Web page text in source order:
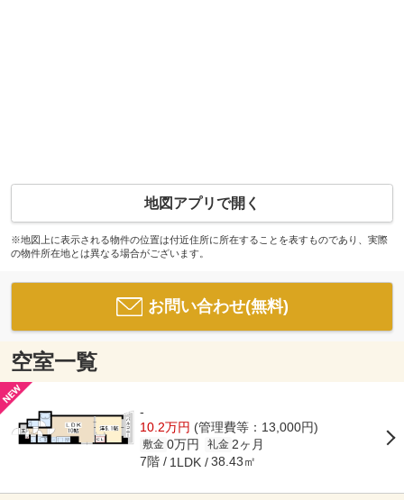
地図アプリで開く
※地図上に表示される物件の位置は付近住所に所在することを表すものであり、実際
の物件所在地とは異なる場合がございます。
お問い合わせ(無料)
空室一覧
-
10.2万円 (管理費等：13,000円)
敷金 0万円 礼金 2ヶ月
7階 1LDK 38.43㎡